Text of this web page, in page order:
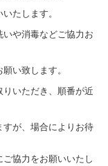
たします。
や消毒などご協力お
い致します。
いただき、順番が近
が、場合によりお待
協力をお願いいたし